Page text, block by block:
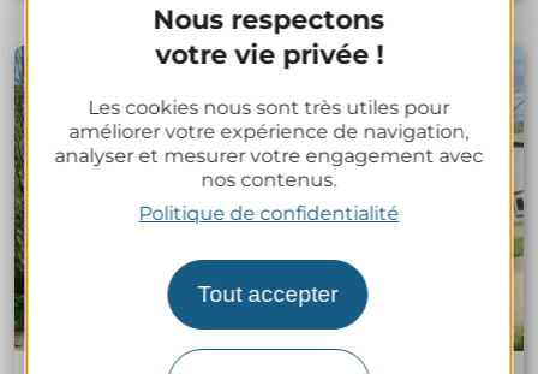
Nous respectons
votre vie privée !
Les cookies nous sont très utiles pour
améliorer votre expérience de navigation,
analyser et mesurer votre engagement avec
nos contenus.
Politique de confidentialité
Tout accepter